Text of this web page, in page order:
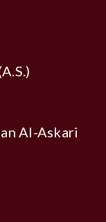
Al-Askari